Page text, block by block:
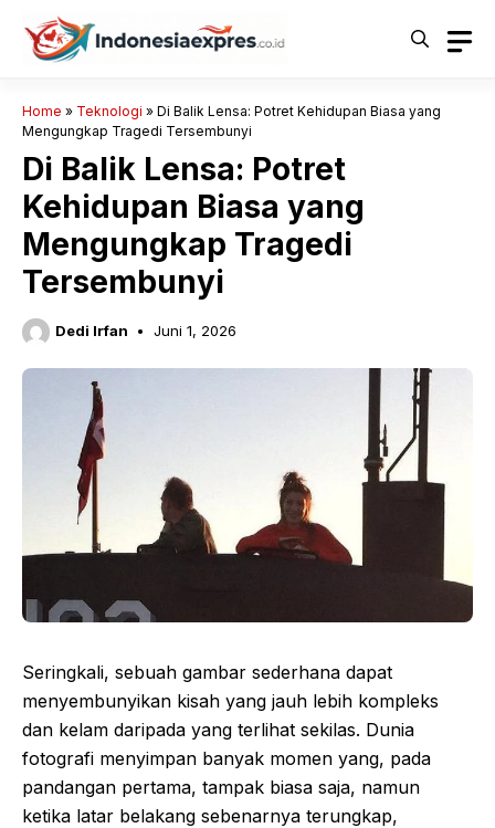
Langsung
Home » Teknologi » Di Balik Lensa: Potret Kehidupan Biasa yang
Mengungkap Tragedi Tersembunyi
Di Balik Lensa: Potret
Kehidupan Biasa yang
Mengungkap Tragedi
Tersembunyi
Dedi Irfan Juni 1, 2026
Seringkali, sebuah gambar sederhana dapat
menyembunyikan kisah yang jauh lebih kompleks
dan kelam daripada yang terlihat sekilas. Dunia
fotografi menyimpan banyak momen yang, pada
pandangan pertama, tampak biasa saja, namun
ketika latar belakang sebenarnya terungkap,